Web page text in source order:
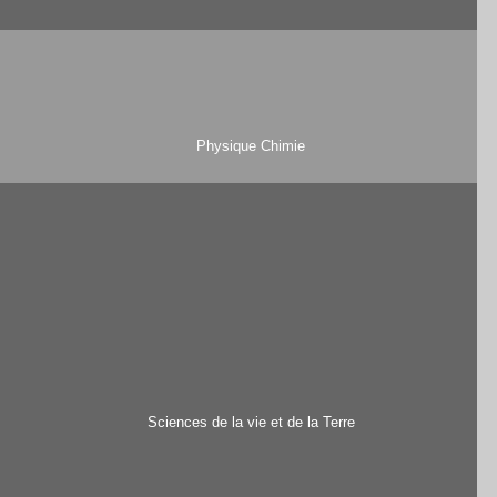
Physique Chimie
Sciences de la vie et de la Terre